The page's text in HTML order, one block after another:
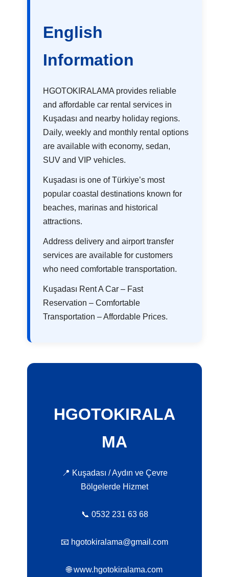
English
Information
HGOTOKIRALAMA provides reliable
and affordable car rental services in
Kuşadası and nearby holiday regions.
Daily, weekly and monthly rental options
are available with economy, sedan,
SUV and VIP vehicles.
Kuşadası is one of Türkiye’s most
popular coastal destinations known for
beaches, marinas and historical
attractions.
Address delivery and airport transfer
services are available for customers
who need comfortable transportation.
Kuşadası Rent A Car – Fast
Reservation – Comfortable
Transportation – Affordable Prices.
HGOTOKIRALA
MA
📍 Kuşadası / Aydın ve Çevre
Bölgelerde Hizmet
📞 0532 231 63 68
📧 hgotokiralama@gmail.com
🌐 www.hgotokiralama.com